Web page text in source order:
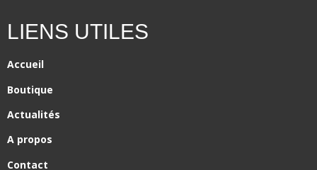
LIENS UTILES
Accueil
Boutique
Actualités
A propos
Contact